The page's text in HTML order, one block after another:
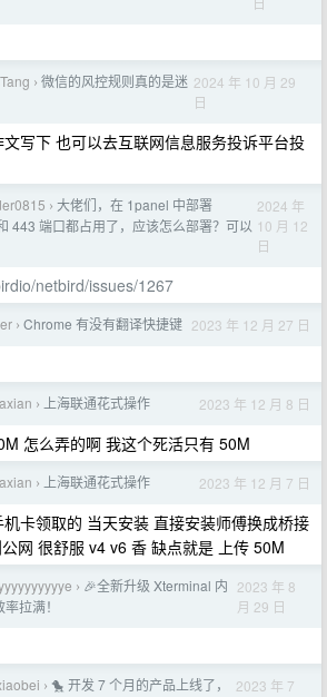
› 微信的风控规则真的是迷 2024 年 10 月 29
日
写下 也可以去互联网信息服务投诉平台投
› 大佬们，在 1panel 中部署
443 端口都占用了，应该怎么部署？可以
2024 年
10 月 12
日
netbird/issues/1267
› Chrome 有没有翻译快捷键 2023 年 12 月 27 日
› 上海联通花式操作 2023 年 12 月 8 日
怎么弄的啊 我这个死活只有 50M
› 上海联通花式操作 2023 年 12 月 7 日
卡领取的 当天安装 直接安装师傅换成桥接
网 很舒服 v4 v6 香 缺点就是 上传 50M
› 🎉全新升级 Xterminal 内
拉满！
2023 年 8
月 29 日
› 🐤 开发 7 个月的产品上线了，
2023 年 7